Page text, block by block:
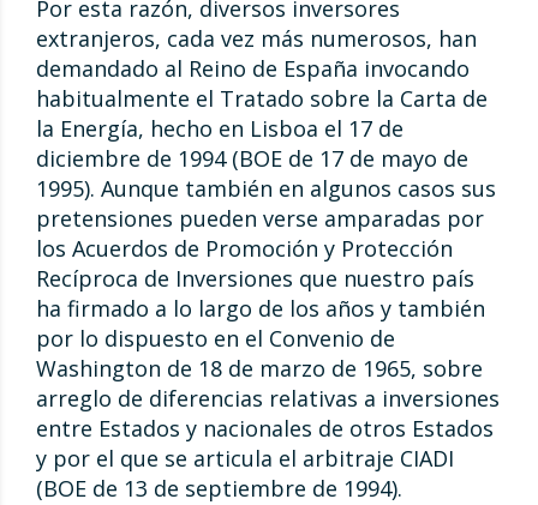
Por esta razón, diversos inversores
extranjeros, cada vez más numerosos, han
demandado al Reino de España invocando
habitualmente el Tratado sobre la Carta de
la Energía, hecho en Lisboa el 17 de
diciembre de 1994 (BOE de 17 de mayo de
1995). Aunque también en algunos casos sus
pretensiones pueden verse amparadas por
los Acuerdos de Promoción y Protección
Recíproca de Inversiones que nuestro país
ha firmado a lo largo de los años y también
por lo dispuesto en el Convenio de
Washington de 18 de marzo de 1965, sobre
arreglo de diferencias relativas a inversiones
entre Estados y nacionales de otros Estados
y por el que se articula el arbitraje CIADI
(BOE de 13 de septiembre de 1994).